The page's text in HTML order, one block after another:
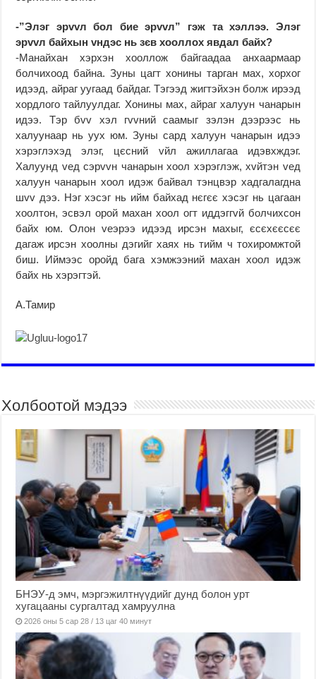
-”Элэг эрvvл бол бие эрvvл” гэж та хэллээ. Элэг
эрvvл байхын vндэс нь зєв хооллох явдал байх?
-Манайхан хэрхэн хооллож байгаадаа анхаармаар
болчихоод байна. Зуны цагт хонины тарган мах, хорхог
идээд, айраг уугаад байдаг. Тэгээд жигтэйхэн болж ирээд
хордлого тайлуулдаг. Хонины мах, айраг халуун чанарын
идээ. Тэр бvv хэл гvvний саамыг зэлэн дээрээс нь
халуунаар нь уух юм. Зуны сард халуун чанарын идээ
хэрэглэхэд элэг, цєсний vйл ажиллагаа идэвхждэг.
Халуунд vед сэрvvн чанарын хоол хэрэглэж, хvйтэн vед
халуун чанарын хоол идэж байвал тэнцвэр хадгалагдна
шvv дээ. Нэг хэсэг нь ийм байхад нєгєє хэсэг нь цагаан
хоолтон, эсвэл орой махан хоол огт иддэггvй болчихсон
байх юм. Олон vеэрээ идээд ирсэн махыг, єсєхєєсєє
дагаж ирсэн хоолны дэгийг хаях нь тийм ч тохиромжтой
биш. Иймээс оройд бага хэмжээний махан хоол идэж
байх нь хэрэгтэй.
А.Тамир
Холбоотой мэдээ
БНЭУ-д эмч, мэргэжилтнүүдийг дунд болон урт
хугацааны сургалтад хамруулна
2026 оны 5 сар 28 / 13 цаг 40 минут